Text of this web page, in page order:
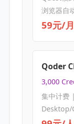
浏览器自
59元/月
Qoder
3,000
集中计费
Desktop/